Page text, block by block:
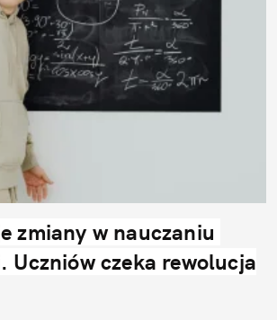
zmiany w nauczaniu
Uczniów czeka rewolucja